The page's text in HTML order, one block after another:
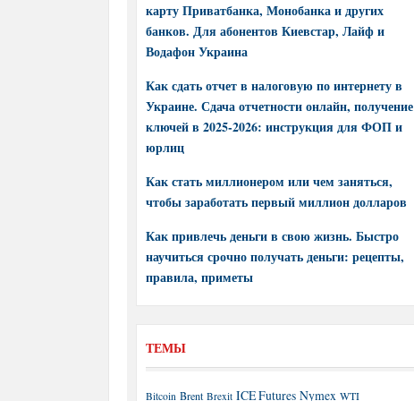
карту Приватбанка, Монобанка и других
банков. Для абонентов Киевстар, Лайф и
Водафон Украина
Как сдать отчет в налоговую по интернету в
Украине. Сдача отчетности онлайн, получение
ключей в 2025-2026: инструкция для ФОП и
юрлиц
Как стать миллионером или чем заняться,
чтобы заработать первый миллион долларов
Как привлечь деньги в свою жизнь. Быстро
научиться срочно получать деньги: рецепты,
правила, приметы
ТЕМЫ
Bitcoin Brent Brexit ICE Futures Nymex WTI